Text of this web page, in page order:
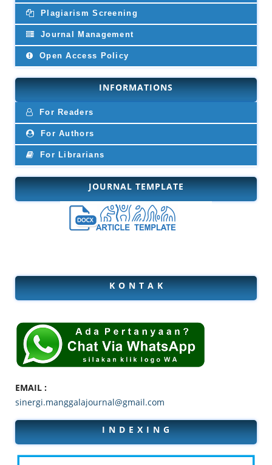
Plagiarism Screening
Journal Management
Open Access Policy
INFORMATIONS
For Readers
For Authors
For Librarians
JOURNAL TEMPLATE
K O N T A K
EMAIL :
sinergi.manggalajournal@gmail.com
I N D E X I N G